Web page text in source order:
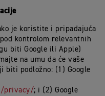
je koristite i pripadajuća
kontrolom relevantnih
biti Google ili Apple)
na umu da će vaše
biti podložno: (1) Google
privacy/; i (2) Google